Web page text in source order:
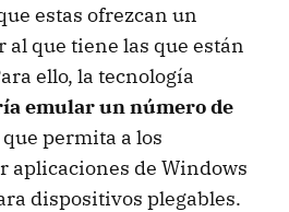
estas ofrezcan un
que tiene las que están
ello, la tecnología
emular un número de
que permita a los
aplicaciones de Windows
dispositivos plegables.